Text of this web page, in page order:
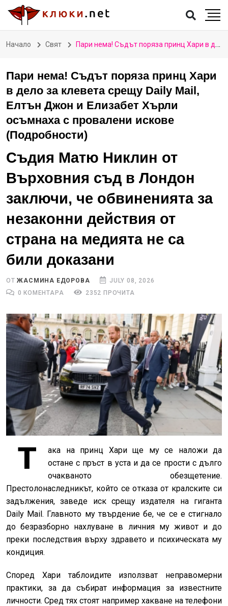
Начало Свят Пари нема! Съдът поряза принц Хари в дело за клевета срещу Daily Mail, Елтън Джон и Елизабет Хърли осъмнаха с провалени искове (Подробности)
Пари нема! Съдът поряза принц Хари
в дело за клевета срещу Daily Mail,
Елтън Джон и Елизабет Хърли
осъмнаха с провалени искове
(Подробности)
Съдия Матю Никлин от
Върховния съд в Лондон
заключи, че обвиненията за
незаконни действия от
страна на медията не са
били доказани
ОТЖАСМИНА ЕДОРОВА
JULY 08, 2026
0 КОМЕНТАРА
2352 ПРОЧИТА
Т
ака на принц Хари ще му се наложи да
остане с пръст в уста и да се прости с дълго
очакваното обезщетение.
Престолонаследникът, който се отказа от кралските си
задължения, заведе иск срещу издателя на гиганта
Daily Mail. Главното му твърдение бе, че се е стигнало
до безразборно нахлуване в личния му живот и до
преки последствия върху здравето и психическата му
кондиция.
Според Хари таблоидите използват неправомерни
практики, за да събират информация за известните
личности. Сред тях стоят например хакване на телефони